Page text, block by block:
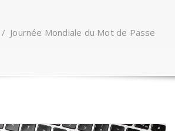
Journée Mondiale du Mot de Passe